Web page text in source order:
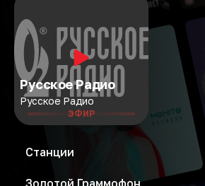
Русское Радио
Русское Радио
ЭФИР
Станции
Золотой Граммофон